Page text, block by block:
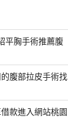
平胸手術推薦腹
腹部拉皮手術找
款進入網站桃園